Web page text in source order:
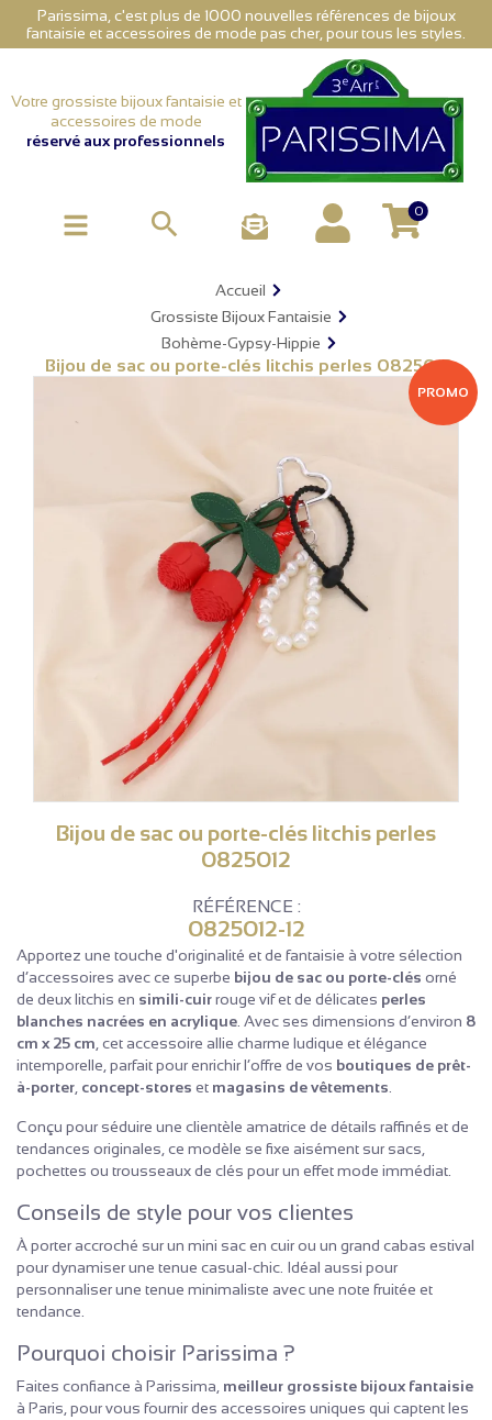
Parissima, c'est plus de 1000 nouvelles références de bijoux
fantaisie et accessoires de mode pas cher, pour tous les styles.
Votre grossiste bijoux fantaisie et
accessoires de mode
réservé aux professionnels
 0
Accueil
Grossiste Bijoux Fantaisie
Bohème-Gypsy-Hippie
Bijou de sac ou porte-clés litchis perles 0825012
PROMO
Bijou de sac ou porte-clés litchis perles
0825012
RÉFÉRENCE :
0825012-12
Apportez une touche d'originalité et de fantaisie à votre sélection
d’accessoires avec ce superbe bijou de sac ou porte-clés orné
de deux litchis en simili-cuirrouge vif et de délicates perles
blanches nacrées en acrylique . Avec ses dimensions d’environ 8
cm x 25 cm , cet accessoire allie charme ludique et élégance
intemporelle, parfait pour enrichir l’offre de vos boutiques de prêt-
à-porter concept-stores et magasins de vêtements
Conçu pour séduire une clientèle amatrice de détails raffinés et de
tendances originales, ce modèle se fixe aisément sur sacs,
pochettes ou trousseaux de clés pour un effet mode immédiat.
Conseils de style pour vos clientes
À porter accroché sur un mini sac en cuir ou un grand cabas estival
pour dynamiser une tenue casual-chic. Idéal aussi pour
personnaliser une tenue minimaliste avec une note fruitée et
tendance.
Pourquoi choisir Parissima ?
Faites confiance à Parissima, meilleur grossiste bijoux fantaisie
à Paris, pour vous fournir des accessoires uniques qui captent les